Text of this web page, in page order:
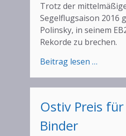
Trotz der
Segelflugsaison 2016
Polinsky, in seinem
Rekorde zu brechen.
Beitrag lesen …
der
Ostiv Preis
Binder